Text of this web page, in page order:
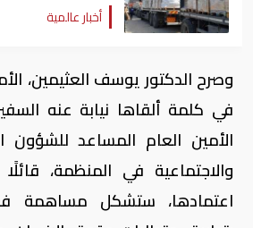
أخبار عالمية
وصرح الدكتور يوسف العثيمين،
في كلمة ألقاها نيابة عنه
الأمين العام المساعد للشؤون
والاجتماعية في المنظمة،
اعتمادها، ستشكل مساهمة